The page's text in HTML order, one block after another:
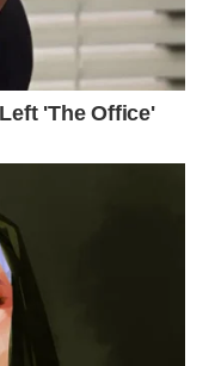
потягувала повільно
води Дніпра.
поверсі?.. Де є все,
мабуть, що дарує
не вистачає…
ні колеги. А вона
тієї смаглявої